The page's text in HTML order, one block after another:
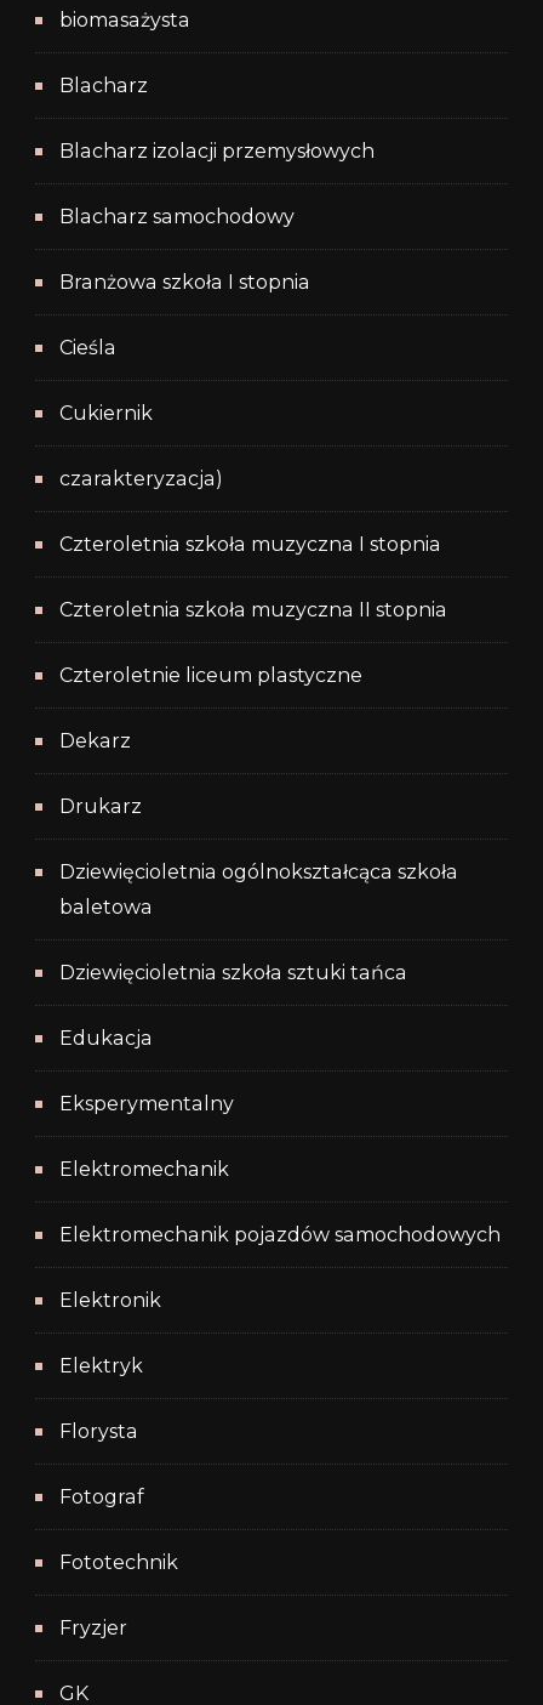
biomasażysta
Blacharz
Blacharz izolacji przemysłowych
Blacharz samochodowy
Branżowa szkoła I stopnia
Cieśla
Cukiernik
czarakteryzacja)
Czteroletnia szkoła muzyczna I stopnia
Czteroletnia szkoła muzyczna II stopnia
Czteroletnie liceum plastyczne
Dekarz
Drukarz
Dziewięcioletnia ogólnokształcąca szkoła
baletowa
Dziewięcioletnia szkoła sztuki tańca
Edukacja
Eksperymentalny
Elektromechanik
Elektromechanik pojazdów samochodowych
Elektronik
Elektryk
Florysta
Fotograf
Fototechnik
Fryzjer
GK